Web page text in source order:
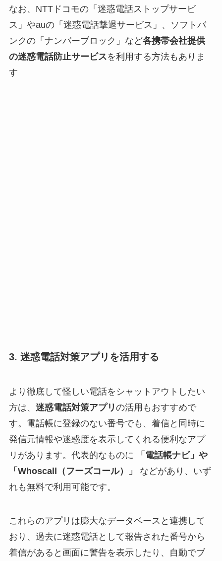
なお、NTTドコモの「迷惑電話ストップサービ
ス」やauの「迷惑電話撃退サービス」、ソフトバ
ンクの「ナンバーブロック」など各携帯会社提供
の迷惑電話防止サービスを利用する方法もありま
す​
3. 迷惑電話対策アプリを活用する
より徹底して怪しい電話をシャットアウトしたい
方は、 迷惑電話対策アプリ の活用もおすすめで
す。電話帳に登録のない番号でも、着信と同時に
発信元情報や迷惑度を表示してくれる便利なアプ
リがあります。代表的なものに
「電話帳ナビ」や
「Whoscall（フーズコール）」
などがあり、いず
れも無料で利用可能です​。
これらのアプリは膨大なデータベースと連携して
おり、過去に迷惑電話として報告された番号から
着信があると画面に警告を表示したり、自動でブ